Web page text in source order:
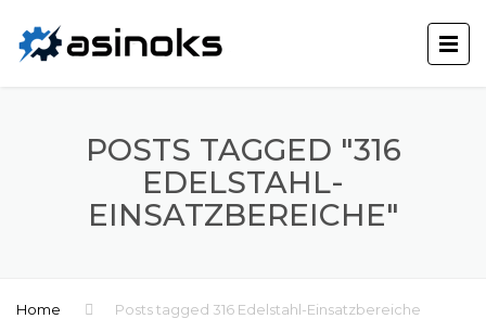
POSTS TAGGED "316
EDELSTAHL-
EINSATZBEREICHE"
Home Posts tagged 316 Edelstahl-Einsatzbereiche